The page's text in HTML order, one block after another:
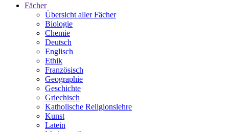
Fächer
Übersicht aller Fächer
Biologie
Chemie
Deutsch
Englisch
Ethik
Französisch
Geographie
Geschichte
Griechisch
Katholische Religionslehre
Kunst
Latein